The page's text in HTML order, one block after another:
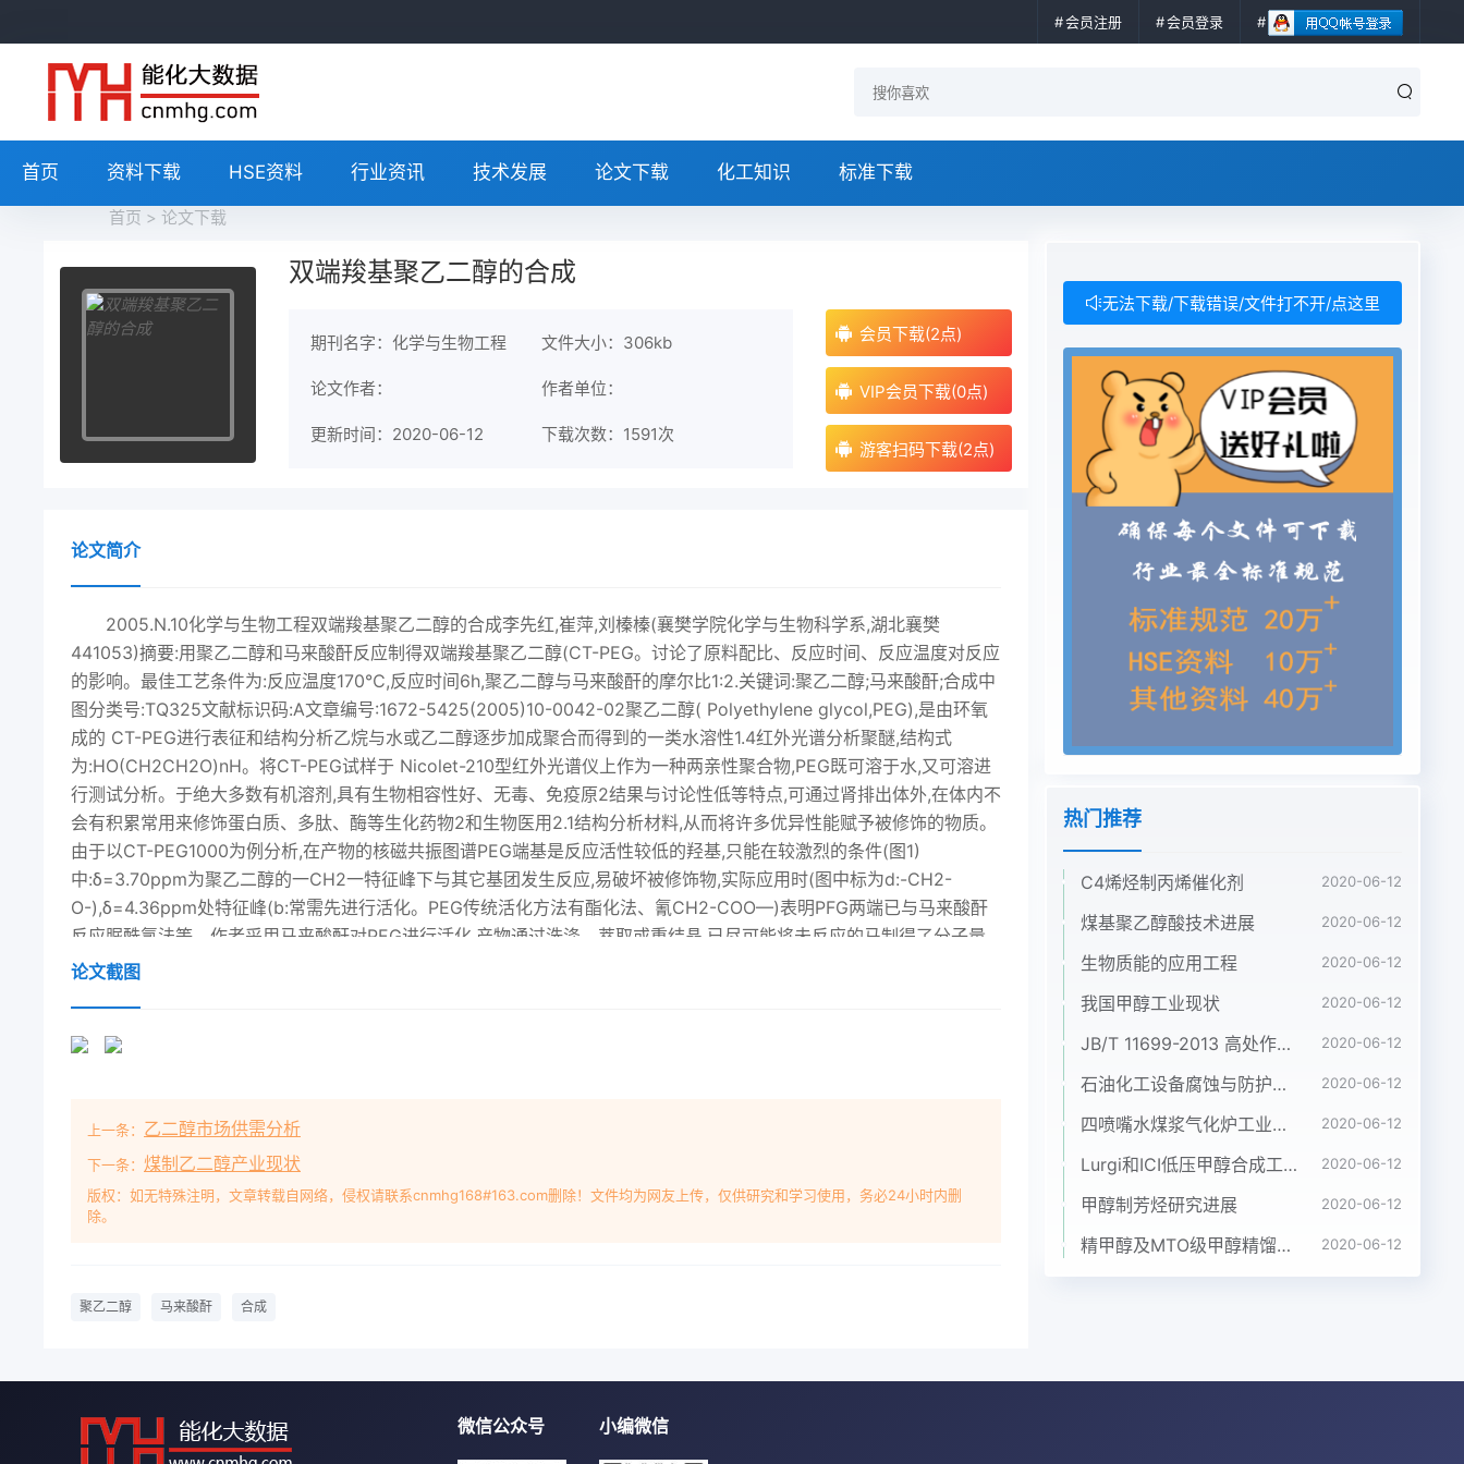
会员注册 会员登录
首页 资料下载 HSE资料 行业资讯 技术发展 论文下载 化工知识 标准下载
首页 > 论文下载
双端羧基聚乙二醇的合成
期刊名字：化学与生物工程 文件大小：306kb
论文作者： 作者单位：
更新时间：2020-06-12 下载次数： 1591次
会员下载(2点)
VIP会员下载(0点)
游客扫码下载(2点)
论文简介
2005.N.10化学与生物工程双端羧基聚乙二醇的合成李先红,崔萍,刘榛榛(襄樊学院化学与生物科学系,湖北襄樊
441053)摘要:用聚乙二醇和马来酸酐反应制得双端羧基聚乙二醇(CT-PEG。讨论了原料配比、反应时间、反应温度对反应
的影响。最佳工艺条件为:反应温度170℃,反应时间6h,聚乙二醇与马来酸酐的摩尔比1:2.关键词:聚乙二醇;马来酸酐;合成中
图分类号:TQ325文献标识码:A文章编号:1672-5425(2005)10-0042-02聚乙二醇( Polyethylene glycol,PEG),是由环氧
成的 CT-PEG进行表征和结构分析乙烷与水或乙二醇逐步加成聚合而得到的一类水溶性1.4红外光谱分析聚醚,结构式
为:HO(CH2CH2O)nH。将CT-PEG试样于 Nicolet-210型红外光谱仪上作为一种两亲性聚合物,PEG既可溶于水,又可溶进
行测试分析。于绝大多数有机溶剂,具有生物相容性好、无毒、免疫原2结果与讨论性低等特点,可通过肾排出体外,在体内不
会有积累常用来修饰蛋白质、多肽、酶等生化药物2和生物医用2.1结构分析材料,从而将许多优异性能赋予被修饰的物质。
由于以CT-PEG1000为例分析,在产物的核磁共振图谱PEG端基是反应活性较低的羟基,只能在较激烈的条件(图1)
中:δ=3.70ppm为聚乙二醇的一CH2一特征峰下与其它基团发生反应,易破坏被修饰物,实际应用时(图中标为d:-CH2-
O-),δ=4.36ppm处特征峰(b:常需先进行活化。PEG传统活化方法有酯化法、氰CH2-COO—)表明PFG两端已与马来酸酐
反应脲酰氯法等。作者采用马来酸酐对PEG进行活化,产物通过洗涤、萃取或重结晶,已尽可能将未反应的马制得了分子量
为800和1000的双端羧基聚乙二醇来酸酐分离,但由于CT-PEG与PEG的溶解性能很接(CT-PEG),并经结构分析证实,除端基
06.5605.55.04.5403.51.2CT-PEG的合成HOO-CH=CH-C0O-CH2 CH,, Ch w-CH2 CH2-0OC-CH=CH-COOH称取一
后冷却至室温,分离出产物。产物用乙醚萃取提纯3Fig 1HNMR spectrum of CT-PEG次,去除未反应的马来酸酐。所得产
物为棕色粘稠液图2为 CT-PEG1000试样的红外光谱图.其中体。用滴定法测定端羧基/g(甲醇一水溶液,酚酞为指1728cm-
和17ˆ9cm吸收是酯键中羰基的伸缩振示剂),计算CT-PEG收率。动峰,由于共振而产生峰的分离;而1639cm-是C=C1.3核磁
共振分析键的伸甘北TPEG确已接上了马用 INOVA500型500MHz核磁共振仪对所合来酸醋中国煤化工CNMHG基金项目:
成/2005正第10期较多的马来酸酐升华损失;温度太低,则反应时间太长,而且不能保证反应顺利进行。随着反应温度的升高,
CT-PEG2.2聚乙二醇与马来酸酐摩尔比的影响在反应温度170℃、反应时间6h,考察聚乙二醇与马来酸酐摩尔比对 CT-
PEG收率的影响,结果见表1。表1聚乙二醇与马来酸酐摩尔比对收率的影响lab 1 Effect of molar ratio of PEg to maleic
论文截图
上一条： 乙二醇市场供需分析
下一条： 煤制乙二醇产业现状
版权：如无特殊注明，文章转载自网络，侵权请联系cnmhg168#163.com删除！文件均为网友上传，仅供研究和学习使用，务必24小时内删
除。
聚乙二醇 马来酸酐 合成
无法下载/下载错误/文件打不开/点这里
热门推荐
C4烯烃制丙烯催化剂 2020-06-12
煤基聚乙醇酸技术进展 2020-06-12
生物质能的应用工程 2020-06-12
我国甲醇工业现状 2020-06-12
JB/T 11699-2013 高处作业吊篮安装、拆卸、使用技术规程 2020-06-12
石油化工设备腐蚀与防护参考书十本免费下载，绝版珍藏 2020-06-12
四喷嘴水煤浆气化炉工业应用情况简介 2020-06-12
Lurgi和ICI低压甲醇合成工艺比较 2020-06-12
甲醇制芳烃研究进展 2020-06-12
精甲醇及MTO级甲醇精馏工艺技术进展 2020-06-12
微信公众号 小编微信